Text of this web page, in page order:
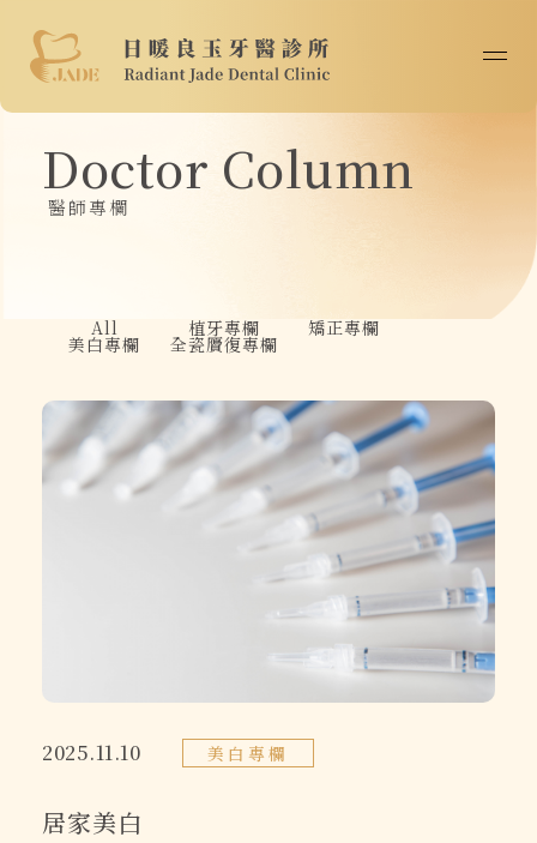
首頁
關於我們
案例分享
院所資訊
Doctor Column
醫師專欄
All 植牙專欄 矯正專欄
美白專欄 全瓷贗復專欄
2025.11.10 美白專欄
居家美白